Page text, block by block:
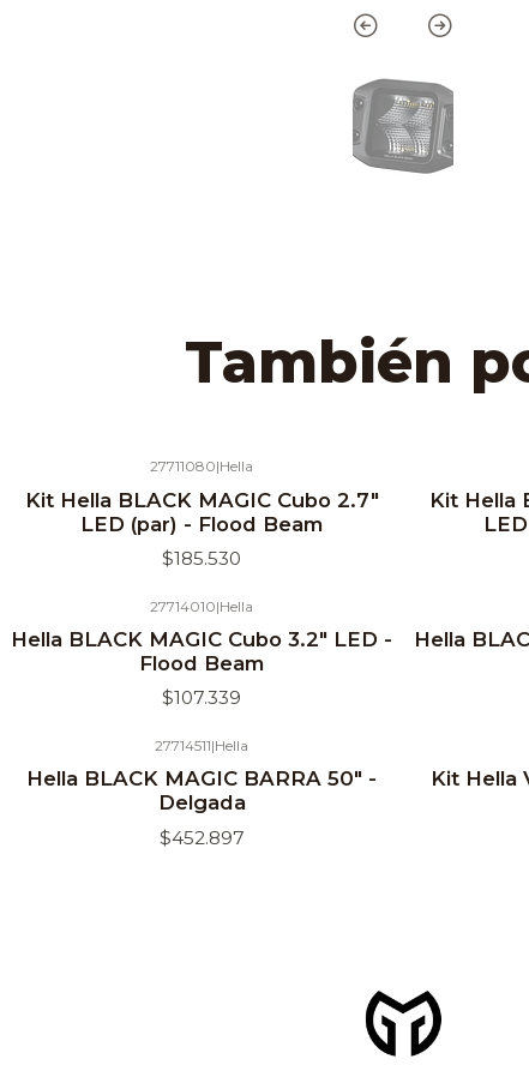
También
27711080|Hella
Kit Hella BLACK MAGIC Cubo 2.7"
LED (par) - Flood Beam
$185.530
Kit Hella
27714010|Hella
Hella BLACK MAGIC Cubo 3.2" LED -
Flood Beam
$107.339
Hella
27714511|Hella
Hella BLACK MAGIC BARRA 50" -
Delgada
$452.897
Kit Hella